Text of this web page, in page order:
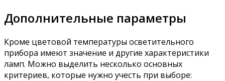
Дополнительные параметры
Кроме цветовой температуры осветительного
прибора имеют значение и другие характеристики
ламп. Можно выделить несколько основных
критериев, которые нужно учесть при выборе: